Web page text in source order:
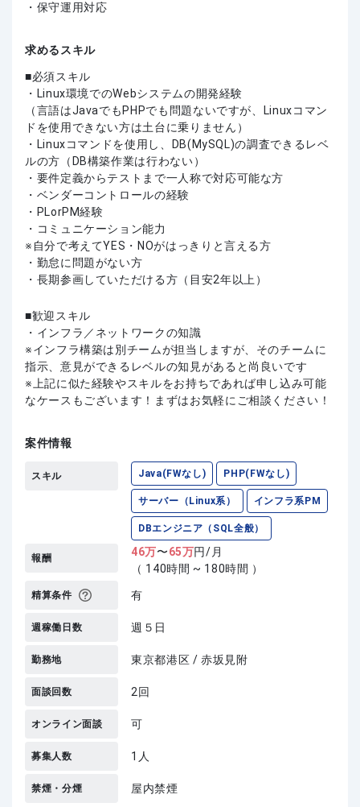
・保守運用対応
求めるスキル
必須スキル
・Linux環境でのWebシステムの開発経験
（言語はJavaでもPHPでも問題ないですが、Linuxコマン
ドを使用できない方は土台に乗りません）
・Linuxコマンドを使用し、DB(MySQL)の調査できるレベ
ルの方（DB構築作業は行わない）
・要件定義からテストまで一人称で対応可能な方
・ベンダーコントロールの経験
・PLorPM経験
・コミュニケーション能力
※自分で考えてYES・NOがはっきりと言える方
・勤怠に問題がない方
・長期参画していただける方（目安2年以上）
歓迎スキル
・インフラ／ネットワークの知識
※インフラ構築は別チームが担当しますが、そのチームに
指示、意見ができるレベルの知見があると尚良いです
上記に似た経験やスキルをお持ちであれば申し込み可能
なケースもございます！まずはお気軽にご相談ください！
案件情報
スキル Java(FWなし) PHP(FWなし)
サーバー（Linux系） インフラ系PM
DBエンジニア（SQL全般）
報酬 46万〜65万円/月
（ 140時間 ~ 180時間 ）
精算条件 有
週稼働日数 週５日
勤務地 東京都港区 / 赤坂見附
面談回数 2回
オンライン面談 可
募集人数 1人
禁煙・分煙 屋内禁煙